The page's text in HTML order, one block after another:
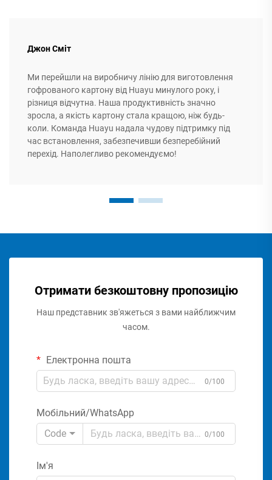
Джон Сміт
Ми перейшли на виробничу лінію для виготовлення
гофрованого картону від Huayu минулого року, і
різниця відчутна. Наша продуктивність значно
зросла, а якість картону стала кращою, ніж будь-
коли. Команда Huayu надала чудову підтримку під
час встановлення, забезпечивши безперебійний
перехід. Наполегливо рекомендуємо!
Отримати безкоштовну пропозицію
Наш представник зв'яжеться з вами найближчим
часом.
Електронна пошта
0/100
Мобільний/WhatsApp
Code
0/100
Ім'я